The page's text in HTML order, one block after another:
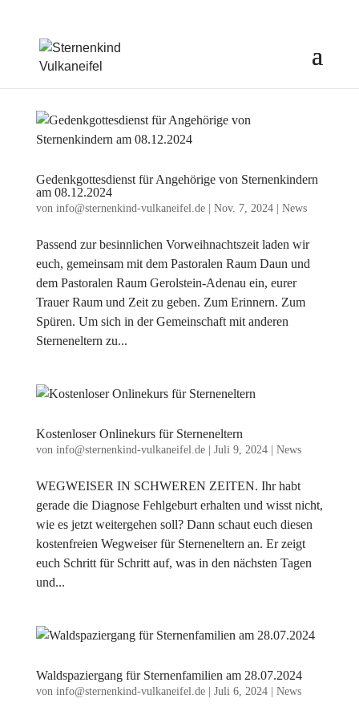
Gedenkgottesdienst für Angehörige von Sternenkindern
am 08.12.2024
von info@sternenkind-vulkaneifel.de| Nov. 7, 2024| News
Passend zur besinnlichen Vorweihnachtszeit laden wir
euch, gemeinsam mit dem Pastoralen Raum Daun und
dem Pastoralen Raum Gerolstein-Adenau ein, eurer
Trauer Raum und Zeit zu geben. Zum Erinnern. Zum
Spüren. Um sich in der Gemeinschaft mit anderen
Sterneneltern zu...
Kostenloser Onlinekurs für Sterneneltern
von info@sternenkind-vulkaneifel.de| Juli 9, 2024| News
WEGWEISER IN SCHWEREN ZEITEN. Ihr habt
gerade die Diagnose Fehlgeburt erhalten und wisst nicht,
wie es jetzt weitergehen soll? Dann schaut euch diesen
kostenfreien Wegweiser für Sterneneltern an. Er zeigt
euch Schritt für Schritt auf, was in den nächsten Tagen
und...
Waldspaziergang für Sternenfamilien am 28.07.2024
von info@sternenkind-vulkaneifel.de| Juli 6, 2024| News